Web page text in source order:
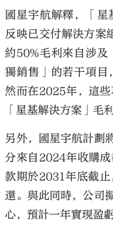
國星宇航解釋，「
反映已交付解決方案
約50%毛利來自涉及
獨銷售」的若干項目
然而在2025年，這
「星基解決方案」毛
另外，國星宇航計劃
分來自2024年收購
款期於2031年底截
還。與此同時，公司
心，預計一年實現盈